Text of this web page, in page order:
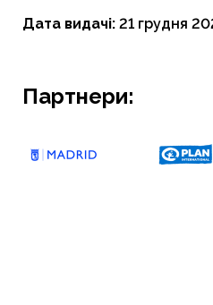
Дата видачі: 21 грудня
Партнери: